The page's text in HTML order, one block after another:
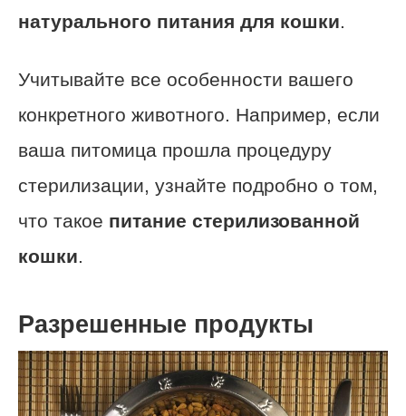
натурального питания для кошки.
Учитывайте все особенности вашего
конкретного животного. Например, если
ваша питомица прошла процедуру
стерилизации, узнайте подробно о том,
что такое питание стерилизованной
кошки.
Разрешенные продукты